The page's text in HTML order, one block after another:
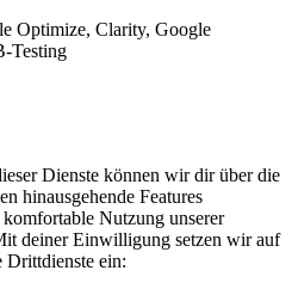
Optimize, Clarity, Google
Testing
Dienste können wir dir über die
hinausgehende Features
Nutzung unserer
deiner Einwilligung setzen wir auf
Drittdienste ein: